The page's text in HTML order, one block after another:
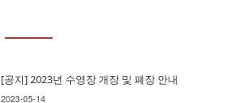
[공지] 2023년 수영장 개장 및 폐장 안내
2023-05-14